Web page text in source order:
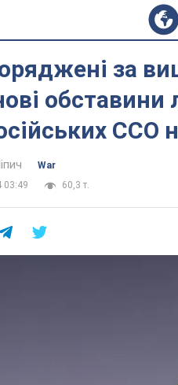
за
обставини
ССО
War
03:49
60,3 т.